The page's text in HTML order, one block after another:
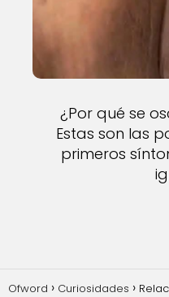
¿Por qué se
Estas son las
primeros
Ofword Curiosidades